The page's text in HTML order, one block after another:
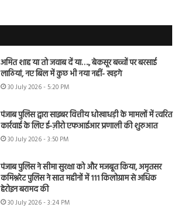
अमित शाह या तो जवाब दें या…., बेकसूर बच्चों पर बरसाई
लाठियां, नए बिल में कुछ भी नया नहीं- खड़गे
30 July 2026 - 5:20 PM
पंजाब पुलिस द्वारा साइबर वित्तीय धोखाधड़ी के मामलों में त्वरित
कार्रवाई के लिए ई-ज़ीरो एफआईआर प्रणाली की शुरुआत
30 July 2026 - 3:50 PM
पंजाब पुलिस ने सीमा सुरक्षा को और मजबूत किया, अमृतसर
कमिश्नरेट पुलिस ने सात महीनों में 111 किलोग्राम से अधिक
हेरोइन बरामद की
30 July 2026 - 3:24 PM